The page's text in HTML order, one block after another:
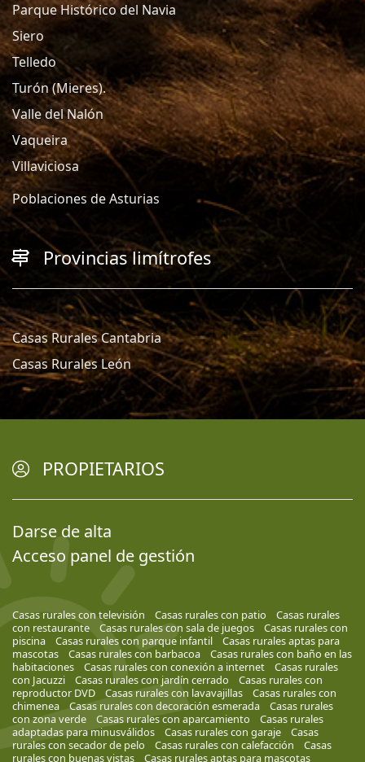
Parque Histórico del Navia
Siero
Telledo
Turón (Mieres).
Valle del Nalón
Vaqueira
Villaviciosa
Poblaciones de Asturias
Provincias limítrofes
Casas Rurales Cantabria
Casas Rurales León
PROPIETARIOS
Darse de alta
Acceso panel de gestión
Casas rurales con televisión Casas rurales con patio
Casas rurales
con restaurante
Casas rurales con sala de juegos
Casas rurales con
piscina
Casas rurales con parque infantil
Casas rurales aptas para
mascotas
Casas rurales con barbacoa
Casas rurales con baño en las
habitaciones
Casas rurales con conexión a internet
Casas rurales
con Jacuzzi
Casas rurales con jardín cerrado
Casas rurales con
reproductor DVD
Casas rurales con lavavajillas
Casas rurales con
chimenea
Casas rurales con decoración esmerada
Casas rurales
con zona verde
Casas rurales con aparcamiento
Casas rurales
adaptadas para minusválidos
Casas rurales con garaje
Casas
rurales con secador de pelo
Casas rurales con calefacción
Casas
rurales con buenas vistas
Casas rurales aptas para mascotas